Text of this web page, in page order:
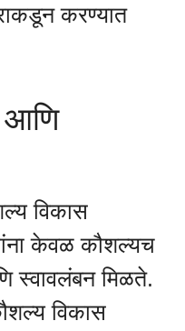
करण्यात
आणि
विकास
केवळ कौशल्यच
स्वावलंबन मिळते.
विकास